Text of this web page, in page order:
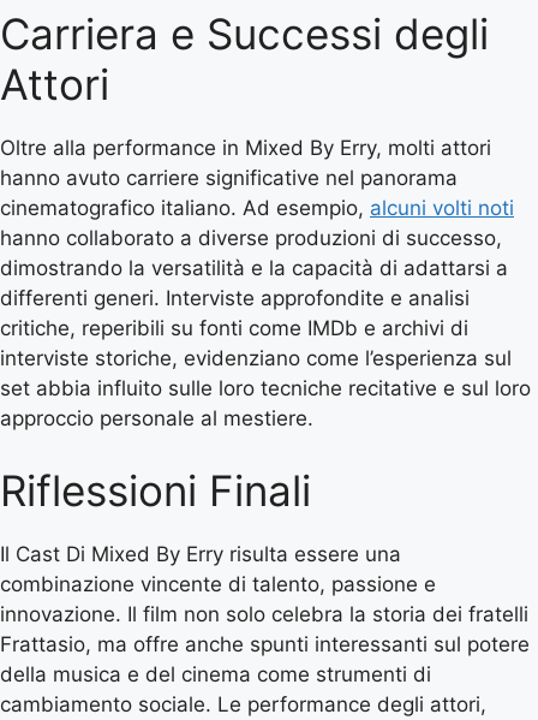
Carriera e Successi degli
Attori
Oltre alla performance in Mixed By Erry, molti attori
hanno avuto carriere significative nel panorama
cinematografico italiano. Ad esempio, alcuni volti noti
hanno collaborato a diverse produzioni di successo,
dimostrando la versatilità e la capacità di adattarsi a
differenti generi. Interviste approfondite e analisi
critiche, reperibili su fonti come IMDb e archivi di
interviste storiche, evidenziano come l’esperienza sul
set abbia influito sulle loro tecniche recitative e sul loro
approccio personale al mestiere.
Riflessioni Finali
Il Cast Di Mixed By Erry risulta essere una
combinazione vincente di talento, passione e
innovazione. Il film non solo celebra la storia dei fratelli
Frattasio, ma offre anche spunti interessanti sul potere
della musica e del cinema come strumenti di
cambiamento sociale. Le performance degli attori,